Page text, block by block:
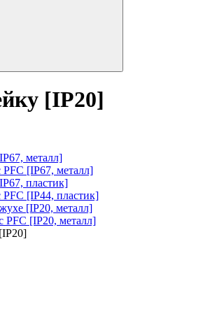
[IP20]
металл]
PFC [IP67, металл]
пластик]
PFC [IP44, пластик]
[IP20, металл]
PFC [IP20, металл]